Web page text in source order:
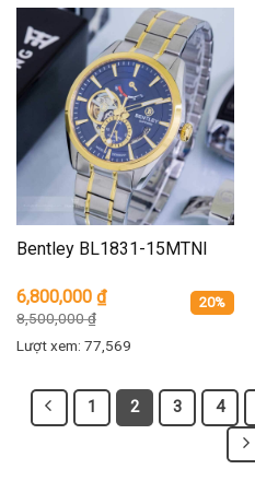
Bentley BL1831-15MTNI
6,800,000 ₫
8,500,000₫
20%
Lượt xem: 77,569
1 2 3 4